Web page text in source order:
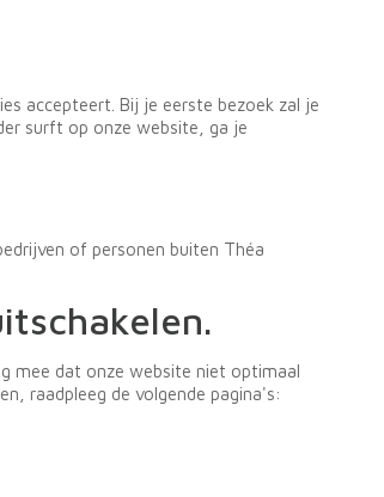
accepteert. Bij je eerste bezoek zal je
surft op onze website, ga je
of personen buiten Théa
mee dat onze website niet optimaal
raadpleeg de volgende pagina's: